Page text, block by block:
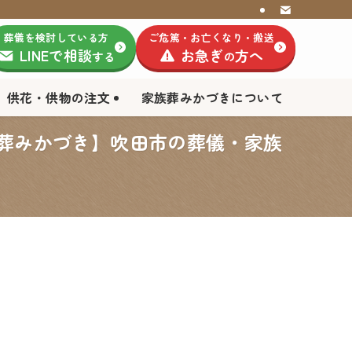
供花・供物の注文 家族葬みかづきについて
葬儀を検討している方
LINEで相談する
ご危篤・お亡くなり・搬送
お急ぎの方へ
みかづき】吹田市の葬儀・家族